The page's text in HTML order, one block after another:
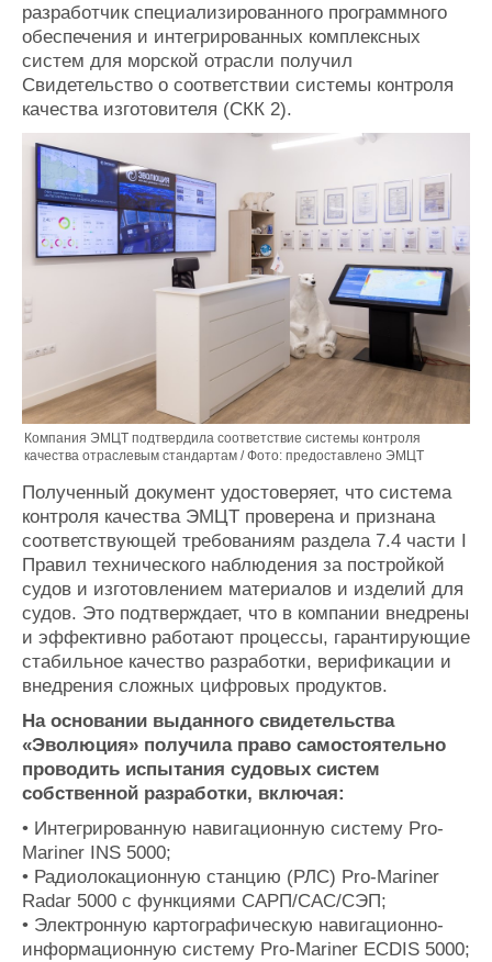
Личности
Словарь
Форум
Отзывы
Все службы
разработчик специализированного программного
обеспечения и интегрированных комплексных
систем для морской отрасли получил
Свидетельство о соответствии системы контроля
качества изготовителя (СКК 2).
Компания ЭМЦТ подтвердила соответствие системы контроля
качества отраслевым стандартам / Фото: предоставлено ЭМЦТ
Полученный документ удостоверяет, что система
контроля качества ЭМЦТ проверена и признана
соответствующей требованиям раздела 7.4 части I
Правил технического наблюдения за постройкой
судов и изготовлением материалов и изделий для
судов. Это подтверждает, что в компании внедрены
и эффективно работают процессы, гарантирующие
стабильное качество разработки, верификации и
внедрения сложных цифровых продуктов.
На основании выданного свидетельства
«Эволюция» получила право самостоятельно
проводить испытания судовых систем
собственной разработки, включая:
• Интегрированную навигационную систему Pro-
Mariner INS 5000;
• Радиолокационную станцию (РЛС) Pro-Mariner
Radar 5000 с функциями САРП/САС/СЭП;
• Электронную картографическую навигационно-
информационную систему Pro-Mariner ECDIS 5000;